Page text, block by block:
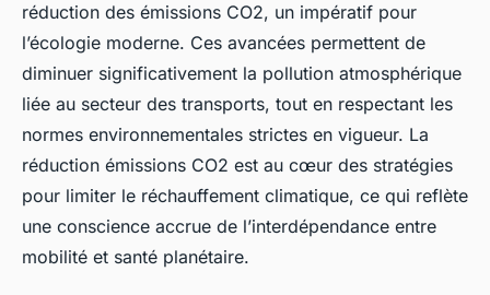
réduction des émissions CO2, un impératif pour
l’écologie moderne. Ces avancées permettent de
diminuer significativement la pollution atmosphérique
liée au secteur des transports, tout en respectant les
normes environnementales strictes en vigueur. La
réduction émissions CO2 est au cœur des stratégies
pour limiter le réchauffement climatique, ce qui reflète
une conscience accrue de l’interdépendance entre
mobilité et santé planétaire.